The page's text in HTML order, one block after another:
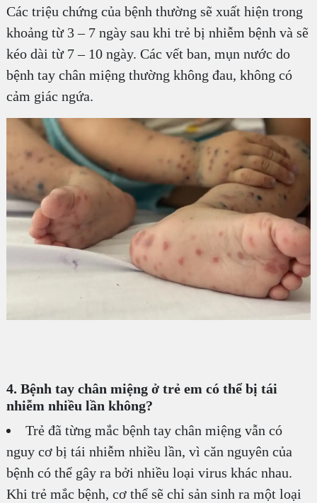
Các triệu chứng của bệnh thường sẽ xuất hiện trong
khoảng từ 3 – 7 ngày sau khi trẻ bị nhiễm bệnh và sẽ
kéo dài từ 7 – 10 ngày. Các vết ban, mụn nước do
bệnh tay chân miệng thường không đau, không có
cảm giác ngứa.
4. Bệnh tay chân miệng ở trẻ em có thể bị tái
nhiễm nhiều lần không?
Trẻ đã từng mắc bệnh tay chân miệng vẫn có
nguy cơ bị tái nhiễm nhiều lần, vì căn nguyên của
bệnh có thể gây ra bởi nhiều loại virus khác nhau.
Khi trẻ mắc bệnh, cơ thể sẽ chỉ sản sinh ra một loại